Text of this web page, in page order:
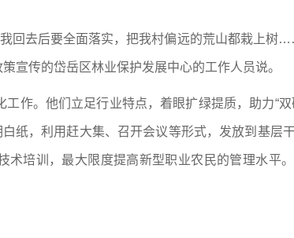
回去后要全面落实，把我村偏远的荒山都栽上树
宣传的岱岳区林业保护发展中心的工作人员说。
作。他们立足行业特点，着眼扩绿提质，助力“双
纸，利用赶大集、召开会议等形式，发放到基层
术培训，最大限度提高新型职业农民的管理水平